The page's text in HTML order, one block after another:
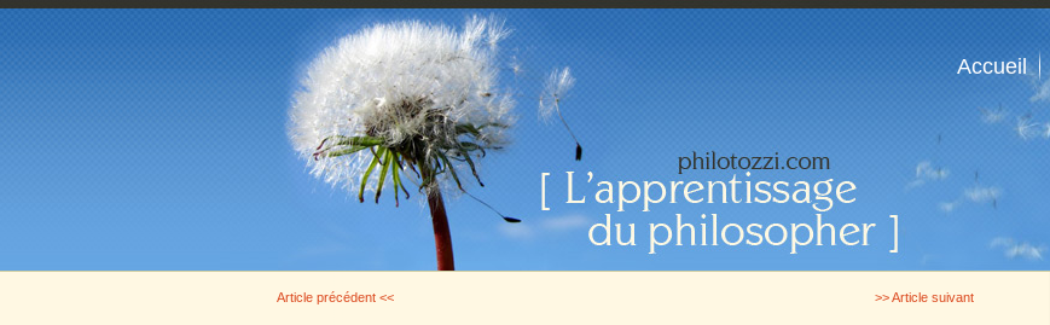
Article précédent << >> Article suivant
Accueil